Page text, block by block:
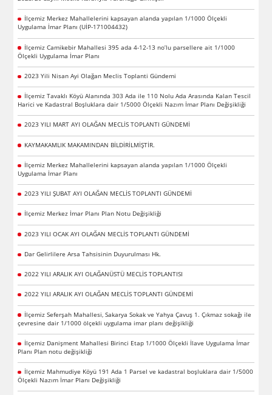
İlçemiz Merkez Mahallelerini kapsayan alanda yapılan 1/1000 Ölçekli
Uygulama İmar Planı (UİP-171004432)
İlçemiz Camikebir Mahallesi 395 ada 4-12-13 no’lu parsellere ait 1/1000
Ölçekli Uygulama İmar Planı
2023 Yili Nisan Ayi Olağan Meclis Toplanti Gündemi
İlçemiz Tavaklı Köyü Alanında 303 Ada ile 110 Nolu Ada Arasında Kalan Tescil
Harici ve Kadastral Boşluklara dair 1/5000 Ölçekli Nazım İmar Planı Değişikliği
2023 YILI MART AYI OLAĞAN MECLİS TOPLANTI GÜNDEMİ
KAYMAKAMLIK MAKAMINDAN BİLDİRİLMİŞTİR.
İlçemiz Merkez Mahallelerini kapsayan alanda yapılan 1/1000 Ölçekli
Uygulama İmar Planı
2023 YILI ŞUBAT AYI OLAĞAN MECLİS TOPLANTI GÜNDEMİ
İlçemiz Merkez İmar Planı Plan Notu Değişikliği
2023 YILI OCAK AYI OLAĞAN MECLİS TOPLANTI GÜNDEMİ
Dar Gelirlilere Arsa Tahsisinin Duyurulması Hk.
2022 YILI ARALIK AYI OLAĞANÜSTÜ MECLİS TOPLANTISI
2022 YILI ARALIK AYI OLAĞAN MECLİS TOPLANTI GÜNDEMİ
İlçemiz Seferşah Mahallesi, Sakarya Sokak ve Yahya Çavuş 1. Çıkmaz sokağı ile
çevresine dair 1/1000 ölçekli uygulama imar planı değişikliği
İlçemiz Danişment Mahallesi Birinci Etap 1/1000 Ölçekli İlave Uygulama İmar
Planı Plan notu değişikliği
İlçemiz Mahmudiye Köyü 191 Ada 1 Parsel ve kadastral boşluklara dair 1/5000
Ölçekli Nazım İmar Planı Değişikliği